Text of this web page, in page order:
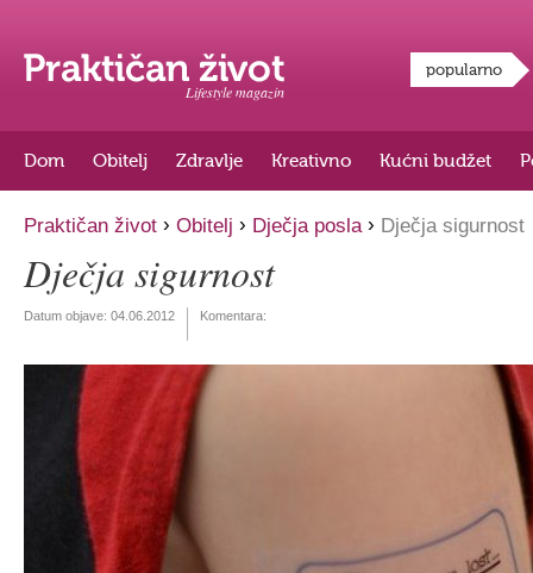
Lifestyle magazin
popularno
Dom Obitelj Zdravlje Kreativno Kućni budžet
Praktičan život › Obitelj › Dječja posla › Dječja sigurnost
Dječja sigurnost
Datum objave: 04.06.2012 Komentara: